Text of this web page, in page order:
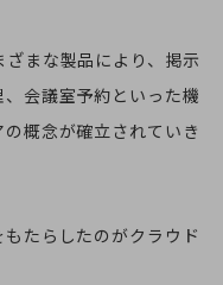
まな製品により、掲示
会議室予約といった機
概念が確立されていき
たらしたのがクラウド